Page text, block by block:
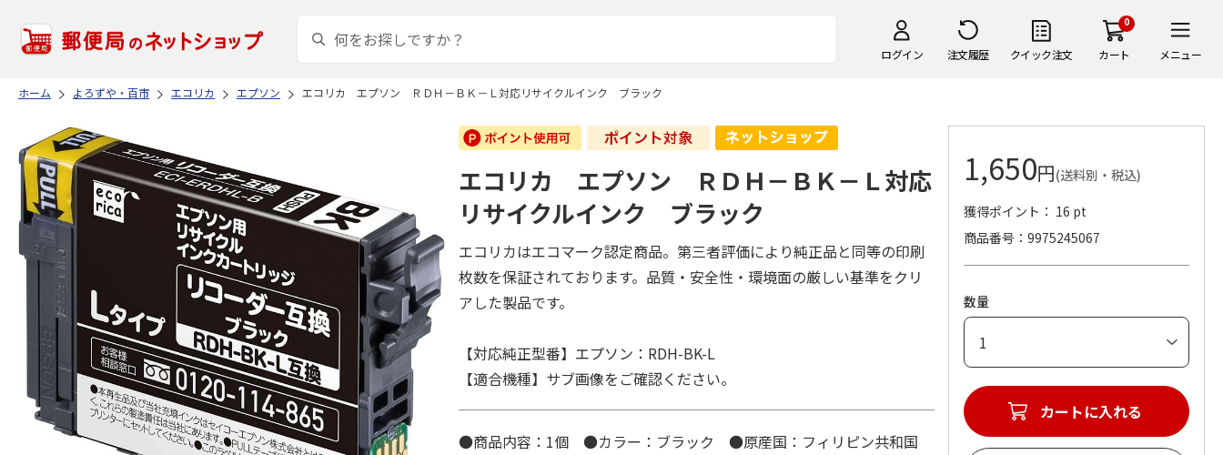
ログイン 注文履歴 クイック注文
0
カート メニュー
ホーム よろずや・百市 エコリカ エプソン エコリカ エプソン ＲＤＨ－ＢＫ－Ｌ対応リサイクルインク ブラック
エコリカ エプソン ＲＤＨ－ＢＫ－Ｌ対応
リサイクルインク ブラック
エコリカはエコマーク認定商品。第三者評価により純正品と同等の印刷
枚数を保証されております。品質・安全性・環境面の厳しい基準をクリ
アした製品です。
【対応純正型番】エプソン：RDH-BK-L
【適合機種】サブ画像をご確認ください。
●商品内容：1個 ●カラー：ブラック ●原産国：フィリピン共和国
1,650円(送料別・税込)
獲得ポイント： 16 pt
商品番号
9975245067
数量
カートに入れる